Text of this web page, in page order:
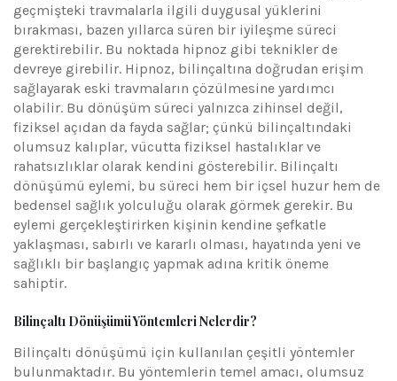
geçmişteki travmalarla ilgili duygusal yüklerini
bırakması, bazen yıllarca süren bir iyileşme süreci
gerektirebilir. Bu noktada hipnoz gibi teknikler de
devreye girebilir. Hipnoz, bilinçaltına doğrudan erişim
sağlayarak eski travmaların çözülmesine yardımcı
olabilir. Bu dönüşüm süreci yalnızca zihinsel değil,
fiziksel açıdan da fayda sağlar; çünkü bilinçaltındaki
olumsuz kalıplar, vücutta fiziksel hastalıklar ve
rahatsızlıklar olarak kendini gösterebilir. Bilinçaltı
dönüşümü eylemi, bu süreci hem bir içsel huzur hem de
bedensel sağlık yolculuğu olarak görmek gerekir. Bu
eylemi gerçekleştirirken kişinin kendine şefkatle
yaklaşması, sabırlı ve kararlı olması, hayatında yeni ve
sağlıklı bir başlangıç yapmak adına kritik öneme
sahiptir.
Bilinçaltı Dönüşümü Yöntemleri Nelerdir?
Bilinçaltı dönüşümü için kullanılan çeşitli yöntemler
bulunmaktadır. Bu yöntemlerin temel amacı, olumsuz